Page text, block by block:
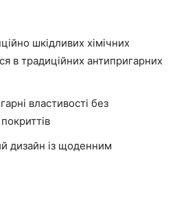
шкідливих хімічних
в традиційних антипригарних
властивості без
дизайн із щоденним